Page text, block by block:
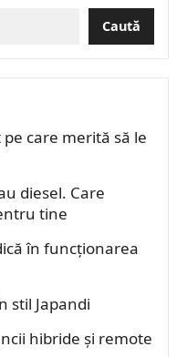
Caută
care merită să le
diesel. Care
tine
în funcționarea
stil Japandi
hibride și remote